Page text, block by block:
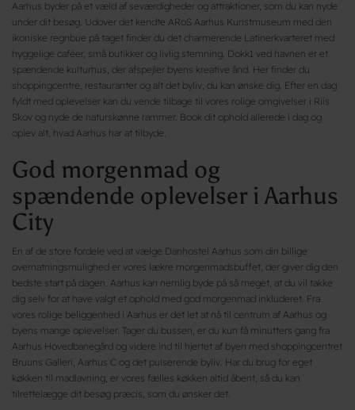
Aarhus byder på et væld af seværdigheder og attraktioner, som du kan nyde
under dit besøg. Udover det kendte ARoS Aarhus Kunstmuseum med den
ikoniske regnbue på taget finder du det charmerende Latinerkvarteret med
hyggelige caféer, små butikker og livlig stemning. Dokk1 ved havnen er et
spændende kulturhus, der afspejler byens kreative ånd. Her finder du
shoppingcentre, restauranter og alt det byliv, du kan ønske dig. Efter en dag
fyldt med oplevelser kan du vende tilbage til vores rolige omgivelser i Riis
Skov og nyde de naturskønne rammer. Book dit ophold allerede i dag og
oplev alt, hvad Aarhus har at tilbyde.
God morgenmad og
spændende oplevelser i Aarhus
City
En af de store fordele ved at vælge Danhostel Aarhus som din billige
overnatningsmulighed er vores lækre morgenmadsbuffet, der giver dig den
bedste start på dagen. Aarhus kan nemlig byde på så meget, at du vil takke
dig selv for at have valgt et ophold med god morgenmad inkluderet. Fra
vores rolige beliggenhed i Aarhus er det let at nå til centrum af Aarhus og
byens mange oplevelser. Tager du bussen, er du kun få minutters gang fra
Aarhus Hovedbanegård og videre ind til hjertet af byen med shoppingcentret
Bruuns Galleri, Aarhus C og det pulserende byliv. Har du brug for eget
køkken til madlavning, er vores fælles køkken altid åbent, så du kan
tilrettelægge dit besøg præcis, som du ønsker det.